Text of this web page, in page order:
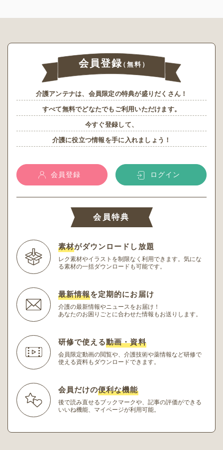
会員登録（無料）
介護アンテナは、会員限定の特典が盛りだくさん！
すべて無料でどなたでもご利用いただけます。
今すぐ登録して、
介護に役立つ情報を手に入れましょう！
会員登録 ログイン
会員特典
素材がダウンロードし放題
レク素材やイラストを制限なく利用できます。 気にな
る素材の一括ダウンロードも可能です。
最新情報を定期的にお届け
介護の最新情報やニュースをお届け！
あなたのお困りごとに合わせた情報もお送りします。
研修で使える動画・資料
会員限定動画の閲覧や、介護技術や薬情報など研修で
使える資料もダウンロードできます。
会員だけの便利な機能
後で読み直せるブックマークや、記事の評価ができる
いいね機能、マイページが利用可能。